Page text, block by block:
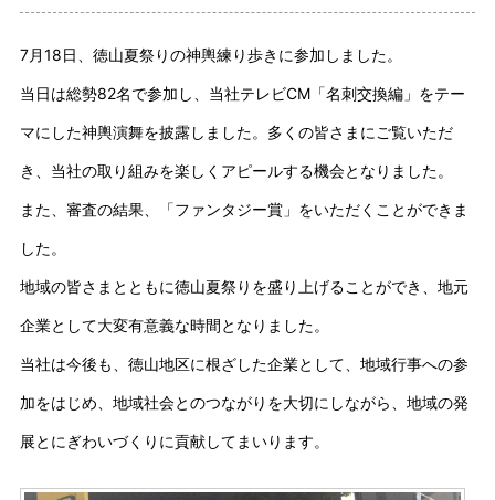
7月18日、徳山夏祭りの神輿練り歩きに参加しました。
当日は総勢82名で参加し、当社テレビCM「名刺交換編」をテー
マにした神輿演舞を披露しました。多くの皆さまにご覧いただ
き、当社の取り組みを楽しくアピールする機会となりました。
また、審査の結果、「ファンタジー賞」をいただくことができま
した。
地域の皆さまとともに徳山夏祭りを盛り上げることができ、地元
企業として大変有意義な時間となりました。
当社は今後も、徳山地区に根ざした企業として、地域行事への参
加をはじめ、地域社会とのつながりを大切にしながら、地域の発
展とにぎわいづくりに貢献してまいります。